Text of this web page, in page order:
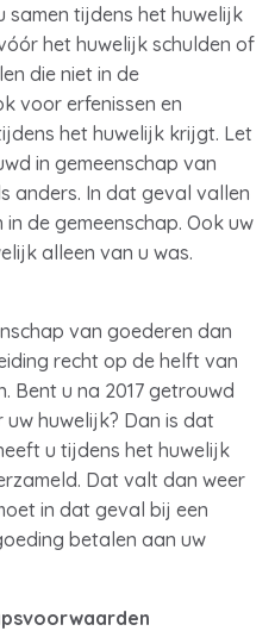
samen tijdens het huwelijk
het huwelijk schulden of
die niet in de
voor erfenissen en
het huwelijk krijgt. Let
in gemeenschap van
anders. In dat geval vallen
de gemeenschap. Ook uw
alleen van u was.
van goederen dan
recht op de helft van
Bent u na 2017 getrouwd
huwelijk? Dan is dat
u tijdens het huwelijk
Dat valt dan weer
in dat geval bij een
betalen aan uw